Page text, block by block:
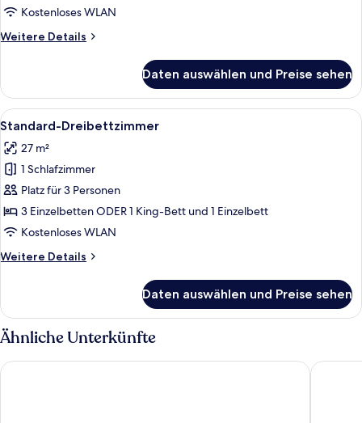
Kostenloses WLAN
Weitere Details
Weitere
Zweibettzimmer
Daten auswählen und Preise sehen
Alle
Fotos
für
Standard-
Dreibettzimmer
anzeigen
Zimmersafe, Schreibtisch,
10
Standard-Dreibettzimmer
27 m²
1 Schlafzimmer
Platz für 3 Personen
3 Einzelbetten ODER 1 King-Bett und 1 Einzelbett
Kostenloses WLAN
Weitere Details
Weitere
Dreibettzimmer
Daten auswählen und Preise sehen
Ähnliche Unterkünfte
Atlantis Hotel, Melbourne Great